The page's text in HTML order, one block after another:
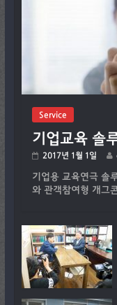
Service
기업교육 솔
2017년 1월 1일
기업용 교육연극 솔
와 관객참여형 개그